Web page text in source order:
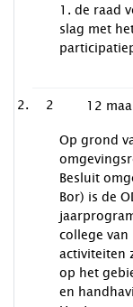
1. de raad
slag met
2
12
Op grond
Besluit
Bor) is de
college van
activiteiten
op het
en